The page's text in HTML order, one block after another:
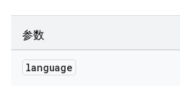
参数
language